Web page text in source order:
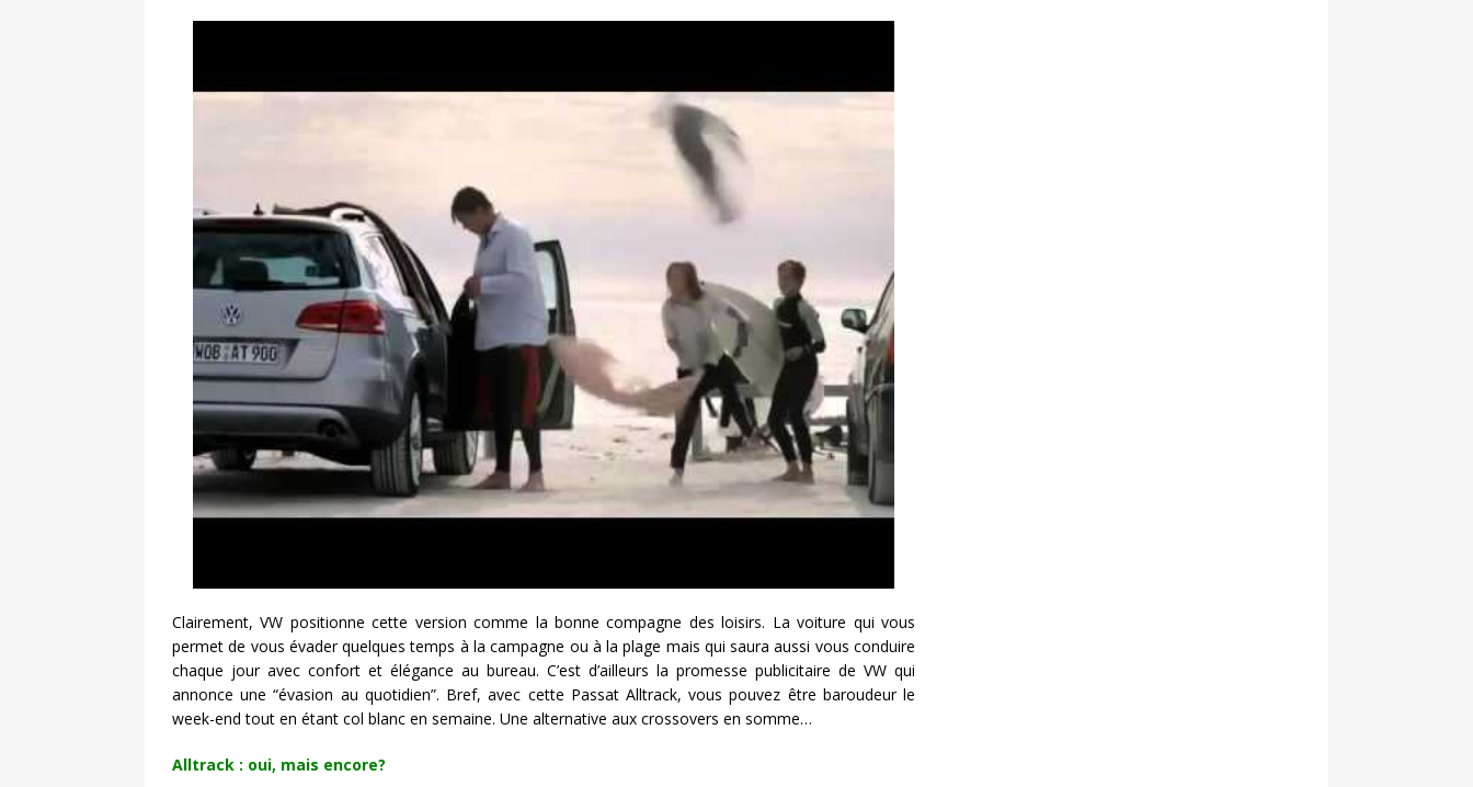
Clairement, VW positionne cette version comme la bonne compagne des loisirs. La voiture qui vous
permet de vous évader quelques temps à la campagne ou à la plage mais qui saura aussi vous conduire
chaque jour avec confort et élégance au bureau. C’est d’ailleurs la promesse publicitaire de VW qui
annonce une “évasion au quotidien”. Bref, avec cette Passat Alltrack, vous pouvez être baroudeur le
week-end tout en étant col blanc en semaine. Une alternative aux crossovers en somme…
Alltrack : oui, mais encore?